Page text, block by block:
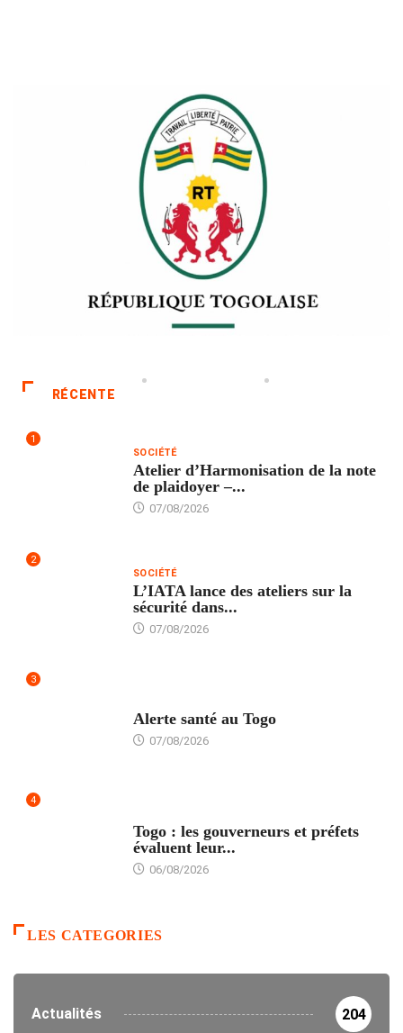
RÉCENTE
1
SOCIÉTÉ
Atelier d’Harmonisation de la note
de plaidoyer –...
07/08/2026
2
SOCIÉTÉ
L’IATA lance des ateliers sur la
sécurité dans...
07/08/2026
3
Alerte santé au Togo
07/08/2026
4
Togo : les gouverneurs et préfets
évaluent leur...
06/08/2026
LES CATEGORIES
Actualités 204